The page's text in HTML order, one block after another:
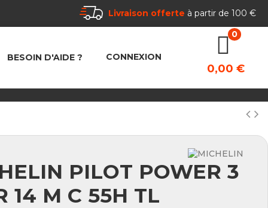
Livraison offerte à partir de 100 €
BESOIN D'AIDE ? CONNEXION
0,00 €
PILOT POWER 3
14 M C 55H TL